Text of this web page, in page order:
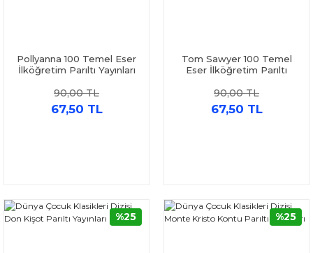
Pollyanna 100 Temel Eser
İlköğretim Parıltı Yayınları
90,00 TL
67,50 TL
Tom Sawyer 100 Temel
Eser İlköğretim Parıltı
90,00 TL
67,50 TL
%25 %25